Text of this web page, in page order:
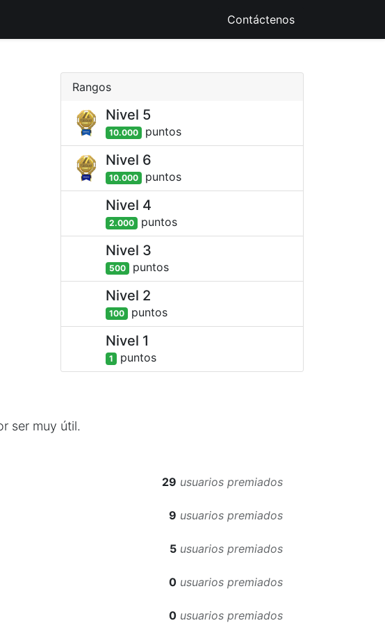
Contáctenos
Rangos
Nivel 5
10.000 puntos
Nivel 6
10.000 puntos
Nivel 4
2.000 puntos
Nivel 3
500 puntos
Nivel 2
100 puntos
Nivel 1
1 puntos
ser muy útil.
29 usuarios premiados
9 usuarios premiados
5 usuarios premiados
0 usuarios premiados
0 usuarios premiados